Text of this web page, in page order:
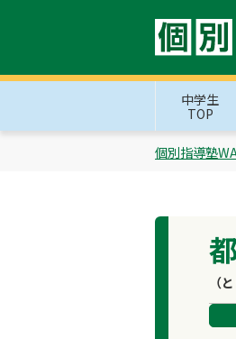
中学生
TOP
個別指導塾
（